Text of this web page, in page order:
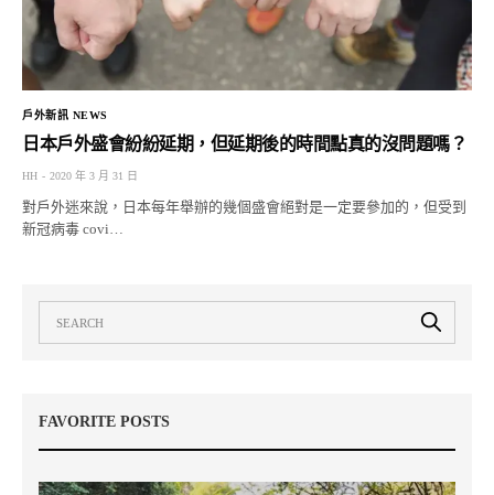
戶外新訊 NEWS
日本戶外盛會紛紛延期，但延期後的時間點真的沒問題嗎？
HH 2020 年 3 月 31 日
對戶外迷來說，日本每年舉辦的幾個盛會絕對是一定要參加的，但受到
新冠病毒 covi…
FAVORITE POSTS